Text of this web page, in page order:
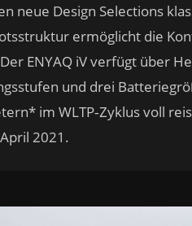
neue Design Selections
ermöglicht die
ENYAQ iV verfügt über
und drei
im WLTP‑Zyklus voll
2021.